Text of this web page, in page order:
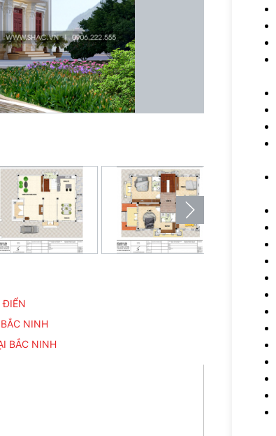
ĐIỂN
NINH
BẮC NINH